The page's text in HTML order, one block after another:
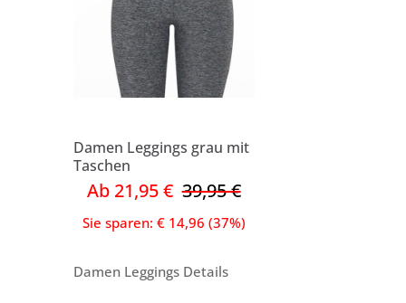
Damen Leggings grau mit
Taschen
Ab 21,95 €39,95 €
Sie sparen: € 14,96 (37%)
Damen Leggings Details